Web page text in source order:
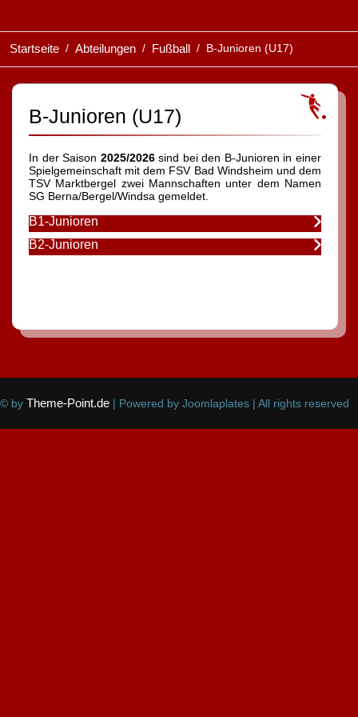
Startseite Abteilungen Fußball B-Junioren (U17)
B-Junioren (U17)
In der Saison 2025/2026sind bei den B-Junioren in einer
Spielgemeinschaft mit dem FSV Bad Windsheim und dem
TSV Marktbergel zwei Mannschaften unter dem Namen
SG Berna/Bergel/Windsa gemeldet.
B1-Junioren
B2-Junioren
© by Theme-Point.de | Powered by Joomlaplates | All rights reserved